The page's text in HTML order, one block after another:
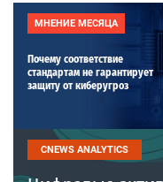
МНЕНИЕ МЕСЯЦА
Почему соответствие
стандартам не гарантирует
защиту от киберугроз
CNEWS ANALYTICS